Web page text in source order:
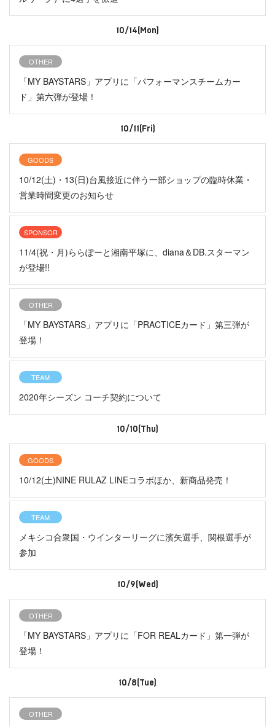
10/14(Mon)
OTHER
「MY BAYSTARS」アプリに「パフォーマンスチームカー
ド」第六弾が登場！
10/11(Fri)
GOODS
10/12(土)・13(日)台風接近に伴う一部ショップの臨時休業・
営業時間変更のお知らせ
SPONSOR
11/4(祝・月)ららぽーと湘南平塚に、diana＆DB.スターマン
が登場!!
OTHER
「MY BAYSTARS」アプリに「PRACTICEカード」第三弾が
登場！
TEAM
2020年シーズン コーチ契約について
10/10(Thu)
GOODS
10/12(土)NINE RULAZ LINEコラボほか、新商品発売！
TEAM
メキシコ合衆国・ウインターリーグに濱矢選手、関根選手が
参加
10/9(Wed)
OTHER
「MY BAYSTARS」アプリに「FOR REALカード」第一弾が
登場！
10/8(Tue)
OTHER